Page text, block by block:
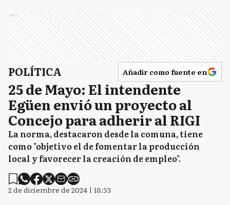
Ads
POLÍTICA Añadir como fuente en
25 de Mayo: El intendente
Egüen envió un proyecto al
Concejo para adherir al RIGI
La norma, destacaron desde la comuna, tiene
como "objetivo el de fomentar la producción
local y favorecer la creación de empleo".
2 de diciembre de 2024 | 18:53